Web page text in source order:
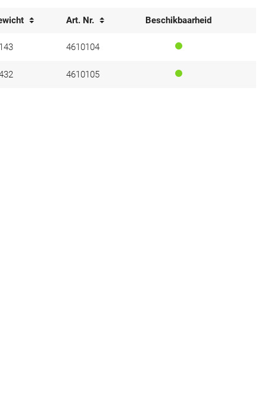
Art. Nr. Beschikbaarheid
4610104
4610105